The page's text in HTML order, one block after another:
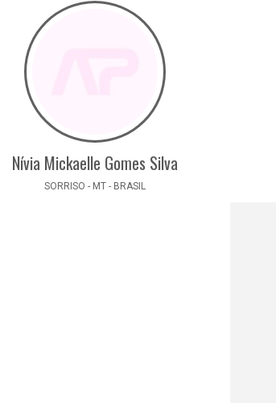
Nívia Mickaelle Gomes Silva
SORRISO - MT - BRASIL